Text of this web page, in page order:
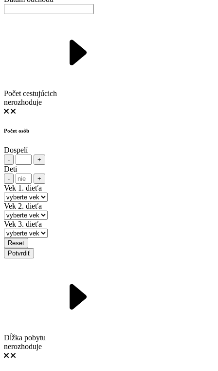
Počet cestujúcich
nerozhoduje
Počet osôb
Dospelí
- +
Deti
- +
Vek 1. dieťa
Vek 2. dieťa
Vek 3. dieťa
Reset
Potvrdiť
Dĺžka pobytu
nerozhoduje